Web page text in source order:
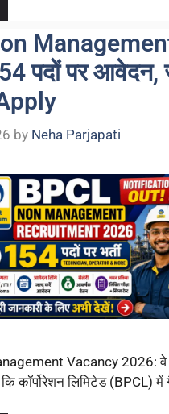
पदों पर आवेदन,
by Neha Parjapati
Vacancy 2026: वे
कॉर्पोरेशन लिमिटेड (BPCL) में